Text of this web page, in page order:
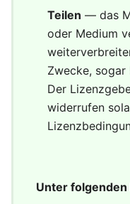
Teilen — das
oder Medium
Zwecke, sogar
Der
widerrufen
Unter